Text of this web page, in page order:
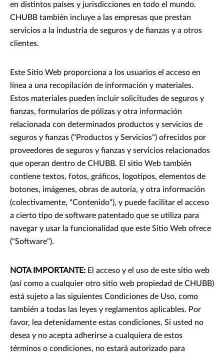
en distintos países y jurisdicciones en todo el mundo.
CHUBB también incluye a las empresas que prestan
servicios a la industria de seguros y de fianzas y a otros
clientes.
Este Sitio Web proporciona a los usuarios el acceso en
línea a una recopilación de información y materiales.
Estos materiales pueden incluir solicitudes de seguros y
fianzas, formularios de pólizas y otra información
relacionada con determinados productos y servicios de
seguros y fianzas ("Productos y Servicios") ofrecidos por
proveedores de seguros y fianzas y servicios relacionados
que operan dentro de CHUBB. El sitio Web también
contiene textos, fotos, gráficos, logotipos, elementos de
botones, imágenes, obras de autoría, y otra información
(colectivamente, "Contenido"), y puede facilitar el acceso
a cierto tipo de software patentado que se utiliza para
navegar y usar la funcionalidad que este Sitio Web ofrece
("Software").
NOTA IMPORTANTE: El acceso y el uso de este sitio web
(así como a cualquier otro sitio web propiedad de CHUBB)
está sujeto a las siguientes Condiciones de Uso, como
también a todas las leyes y reglamentos aplicables. Por
favor, lea detenidamente estas condiciones. Si usted no
desea y no acepta adherirse a cualquiera de estos
términos o condiciones, no estará autorizado para